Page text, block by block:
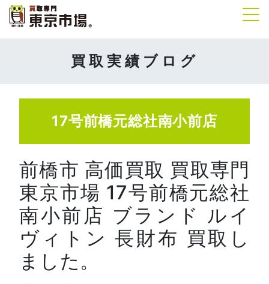
買取実績ブログ
17号前橋元総社南小前店
前橋市 高価買取 買取専門
東京市場 17号前橋元総社
南小前店 ブランド ルイ
ヴィトン 長財布 買取し
ました。